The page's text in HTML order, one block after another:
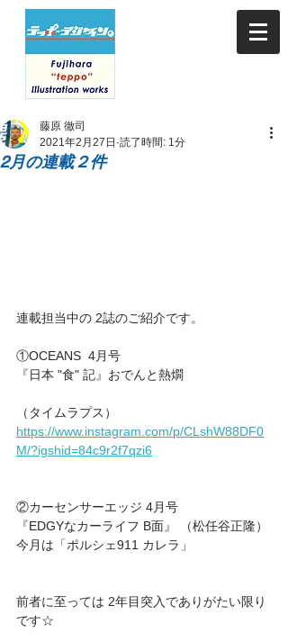
2月の連載２件
藤原 徹司
2021年2月27日 読了時間: 1分
連載担当中の 2誌のご紹介です。
①OCEANS  4月号
『日本 "食" 記』おでんと熱燗
（タイムラプス）
https://www.instagram.com/p/CLshW88DF0
M/?igshid=84c9r2f7qzi6
②カーセンサーエッジ 4月号
『EDGYなカーライフ B面』 （松任谷正隆）
今月は「ポルシェ911 カレラ」
前者に至っては 2年目突入でありがたい限り
です☆